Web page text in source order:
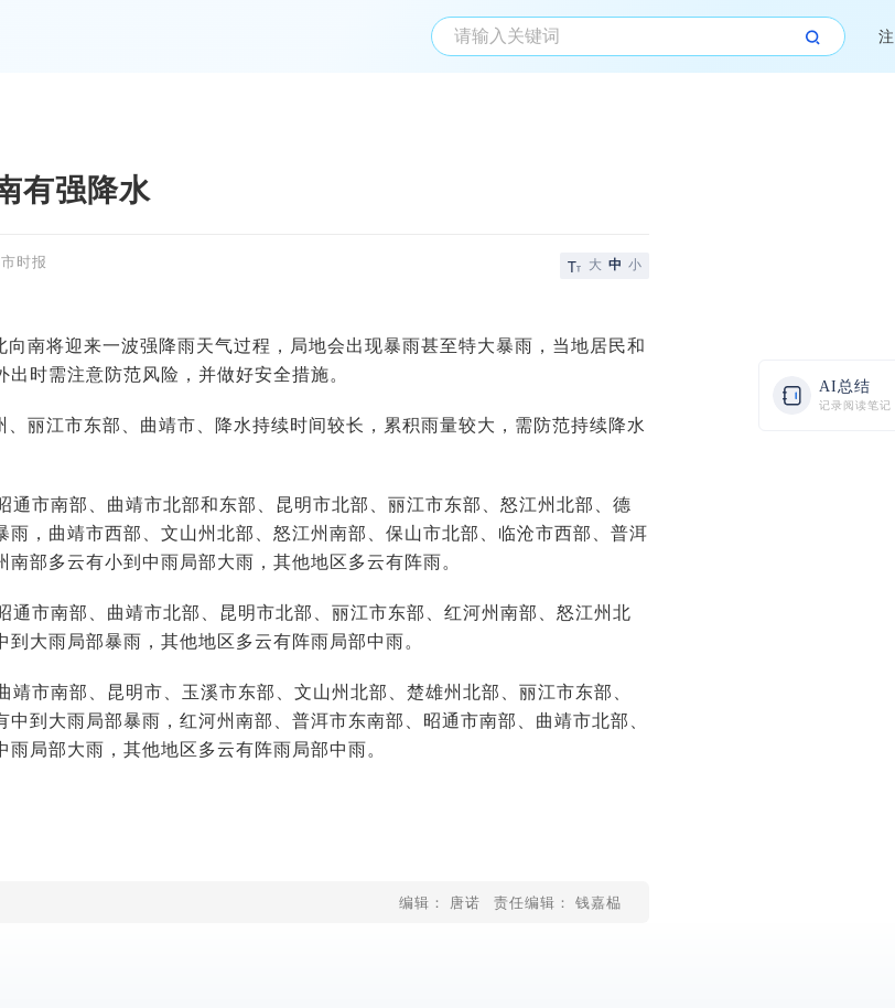
AI总结
记录阅读笔记
有强降水
时报 大 中 小
向南将迎来一波强降雨天气过程，局地会出现暴雨甚至特大暴雨，当地居民和
时需注意防范风险，并做好安全措施。
、丽江市东部、曲靖市、降水持续时间较长，累积雨量较大，需防范持续降水
通市南部、曲靖市北部和东部、昆明市北部、丽江市东部、怒江州北部、德
雨，曲靖市西部、文山州北部、怒江州南部、保山市北部、临沧市西部、普洱
部多云有小到中雨局部大雨，其他地区多云有阵雨。
通市南部、曲靖市北部、昆明市北部、丽江市东部、红河州南部、怒江州北
大雨局部暴雨，其他地区多云有阵雨局部中雨。
靖市南部、昆明市、玉溪市东部、文山州北部、楚雄州北部、丽江市东部、
到大雨局部暴雨，红河州南部、普洱市东南部、昭通市南部、曲靖市北部、
局部大雨，其他地区多云有阵雨局部中雨。
编辑： 唐诺 责任编辑： 钱嘉榀